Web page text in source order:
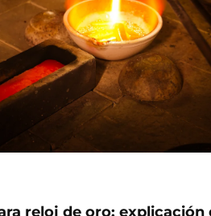
reloj de oro: explicación